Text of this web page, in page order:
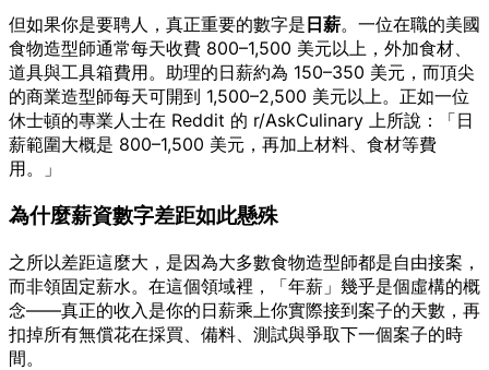
但如果你是要聘人，真正重要的數字是 日薪。一位在職的美國
食物造型師通常每天收費 800–1,500 美元以上，外加食材、
道具與工具箱費用。助理的日薪約為 150–350 美元，而頂尖
的商業造型師每天可開到 1,500–2,500 美元以上。正如一位
休士頓的專業人士在 Reddit 的 r/AskCulinary 上所說：「日
薪範圍大概是 800–1,500 美元，再加上材料、食材等費
用。」
為什麼薪資數字差距如此懸殊
之所以差距這麼大，是因為大多數食物造型師都是自由接案，
而非領固定薪水。在這個領域裡，「年薪」幾乎是個虛構的概
念——真正的收入是你的日薪乘上你實際接到案子的天數，再
扣掉所有無償花在採買、備料、測試與爭取下一個案子的時
間。